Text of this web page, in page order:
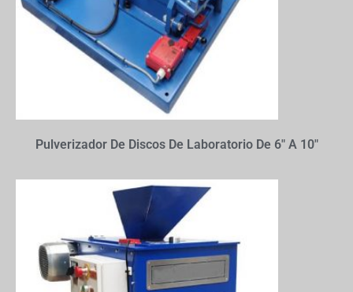
Pulverizador De Discos De Laboratorio De 6″ A 10″